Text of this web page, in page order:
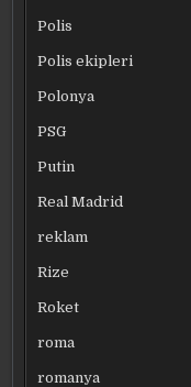
Polis
Polis ekipleri
Polonya
PSG
Putin
Real Madrid
reklam
Rize
Roket
roma
romanya